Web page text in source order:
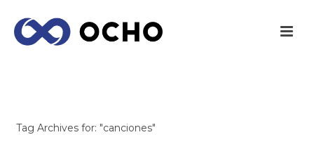
Tag Archives for: "canciones"